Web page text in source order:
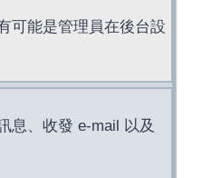
可能是管理員在後台設
息、收發 e-mail 以及